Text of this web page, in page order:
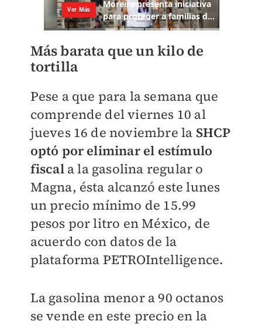
Más barata que un kilo de
tortilla
Pese a que para la semana que
comprende del viernes 10 al
jueves 16 de noviembre la SHCP
optó por eliminar el estímulo
fiscal a la gasolina regular o
Magna, ésta alcanzó este lunes
un precio mínimo de 15.99
pesos por litro en México, de
acuerdo con datos de la
plataforma PETROIntelligence.
La gasolina menor a 90 octanos
se vende en este precio en la